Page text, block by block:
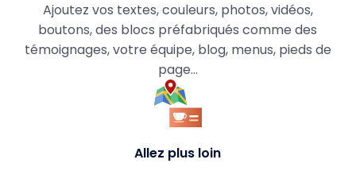
Ajoutez vos textes, couleurs, photos, vidéos,
boutons, des blocs préfabriqués comme des
témoignages, votre équipe, blog, menus, pieds de
page…
Allez plus loin